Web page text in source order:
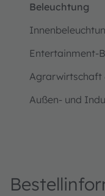
Beleuchtung
Entertainment-
Agrarwirtschaft
Außen- und